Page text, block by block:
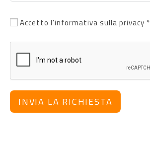
Accetto l'informativa sulla privacy *
INVIA LA RICHIESTA